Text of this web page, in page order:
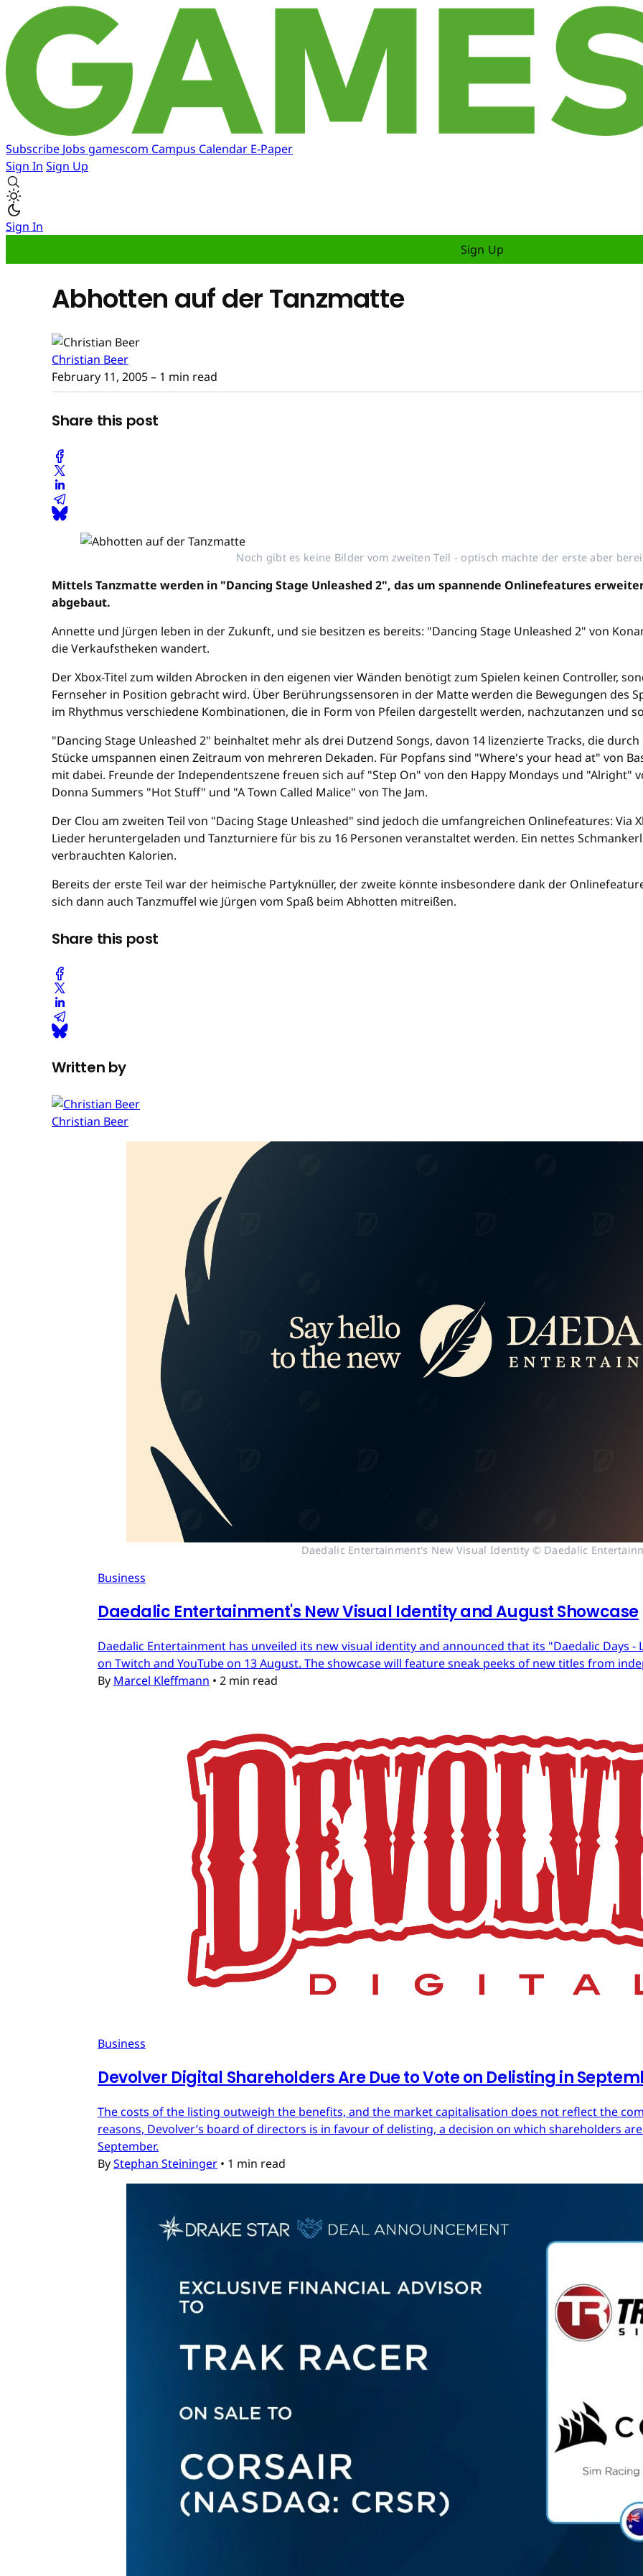
Subscribe Jobs gamescom Campus Calendar E-Paper
Sign In Sign Up
Sign In
Sign Up
Abhotten auf der Tanzmatte
Christian Beer
February 11, 2005– 1 min read
Share this post
Noch gibt es keine Bilder vom zweiten Teil - optisch machte der erste aber
Mittels Tanzmatte werden in "Dancing Stage Unleashed 2", das um spannende Onlinefeatures
abgebaut.
Annette und Jürgen leben in der Zukunft, und sie besitzen es bereits: "Dancing Stage Unleashed 2" von
die Verkaufstheken wandert.
Der Xbox-Titel zum wilden Abrocken in den eigenen vier Wänden benötigt zum Spielen keinen Controller,
Fernseher in Position gebracht wird. Über Berührungssensoren in der Matte werden die Bewegungen des
im Rhythmus verschiedene Kombinationen, die in Form von Pfeilen dargestellt werden, nachzutanzen und
"Dancing Stage Unleashed 2" beinhaltet mehr als drei Dutzend Songs, davon 14 lizenzierte Tracks, die
Stücke umspannen einen Zeitraum von mehreren Dekaden. Für Popfans sind "Where's your head at" von
mit dabei. Freunde der Independentszene freuen sich auf "Step On" von den Happy Mondays und "Alright"
Donna Summers "Hot Stuff" und "A Town Called Malice" von The Jam.
Der Clou am zweiten Teil von "Dacing Stage Unleashed" sind jedoch die umfangreichen Onlinefeatures: Via
Lieder heruntergeladen und Tanzturniere für bis zu 16 Personen veranstaltet werden. Ein nettes
verbrauchten Kalorien.
Bereits der erste Teil war der heimische Partyknüller, der zweite könnte insbesondere dank der
sich dann auch Tanzmuffel wie Jürgen vom Spaß beim Abhotten mitreißen.
Share this post
Written by
Christian Beer
Daedalic Entertainment's New Visual Identity © Daedalic
Business
Daedalic Entertainment's New Visual Identity and August Showcase
Daedalic Entertainment has unveiled its new visual identity and announced that its "Daedalic Days
on Twitch and YouTube on 13 August. The showcase will feature sneak peeks of new titles from
By Marcel Kleffmann • 2 min read
Business
Devolver Digital Shareholders Are Due to Vote on Delisting in
The costs of the listing outweigh the benefits, and the market capitalisation does not reflect the
reasons, Devolver’s board of directors is in favour of delisting, a decision on which shareholders
September.
ByStephan Steininger • 1 min read